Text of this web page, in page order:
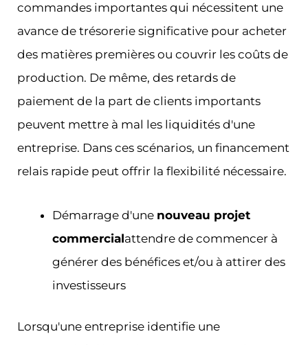
commandes importantes qui nécessitent une
avance de trésorerie significative pour acheter
des matières premières ou couvrir les coûts de
production. De même, des retards de
paiement de la part de clients importants
peuvent mettre à mal les liquidités d'une
entreprise. Dans ces scénarios, un financement
relais rapide peut offrir la flexibilité nécessaire.
Démarrage d'une nouveau projet
commercialattendre de commencer à
générer des bénéfices et/ou à attirer des
investisseurs
Lorsqu'une entreprise identifie une